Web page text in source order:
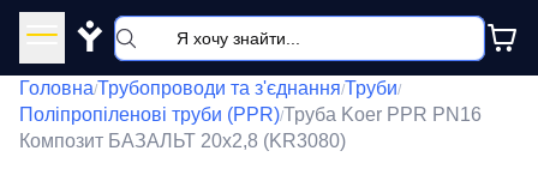
Y
Головна/Трубопроводи та з'єднання/Труби/
Поліпропіленові труби (PPR)/Труба Koer PPR PN16
Композит БАЗАЛЬТ 20х2,8 (KR3080)